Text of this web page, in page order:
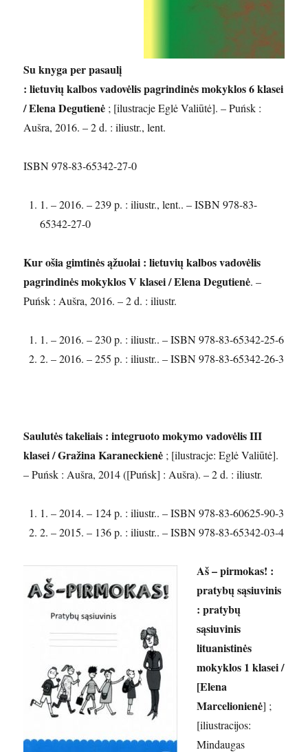
Su knyga per pasaulį
: lietuvių kalbos vadovėlis pagrindinės mokyklos 6 klasei
/ Elena Degutienė ; [ilustracje Eglė Valiūtė]. – Puńsk :
Aušra, 2016. – 2 d. : iliustr., lent.
ISBN 978-83-65342-27-0
1. – 2016. – 239 p. : iliustr., lent.. – ISBN 978-83-
65342-27-0
Kur ošia gimtinės ąžuolai : lietuvių kalbos vadovėlis
pagrindinės mokyklos V klasei / Elena Degutienė. –
Puńsk : Aušra, 2016. – 2 d. : iliustr.
1. – 2016. – 230 p. : iliustr.. – ISBN 978-83-65342-25-6
2. – 2016. – 255 p. : iliustr.. – ISBN 978-83-65342-26-3
Saulutės takeliais : integruoto mokymo vadovėlis III
klasei / Gražina Karaneckienė ; [ilustracje: Eglė Valiūtė].
– Puńsk : Aušra, 2014 ([Puńsk] : Aušra). – 2 d. : iliustr.
1. – 2014. – 124 p. : iliustr.. – ISBN 978-83-60625-90-3
2. – 2015. – 136 p. : iliustr.. – ISBN 978-83-65342-03-4
Aš – pirmokas! :
pratybų sąsiuvinis
: pratybų
sąsiuvinis
lituanistinės
mokyklos 1 klasei /
[Elena
Marcelionienė] ;
[iliustracijos:
Mindaugas